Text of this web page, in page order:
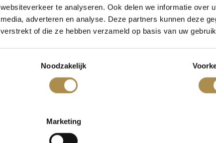
websiteverkeer te analyseren. Ook delen we informatie over
media, adverteren en analyse. Deze partners kunnen deze
verstrekt of die ze hebben verzameld op basis van uw
Noodzakelijk
Marketing